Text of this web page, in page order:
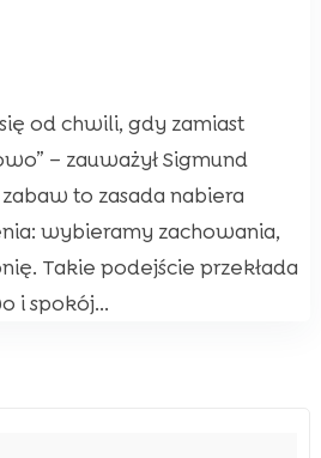
od chwili, gdy zamiast
– zauważył Sigmund
to zasada nabiera
wybieramy zachowania,
Takie podejście przekłada
i spokój...